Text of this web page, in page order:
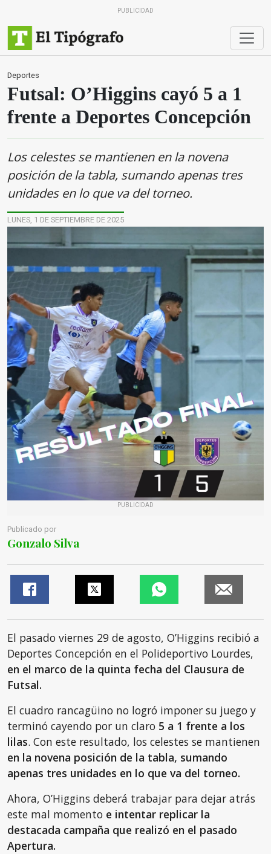
PUBLICIDAD
Deportes
Futsal: O’Higgins cayó 5 a 1
frente a Deportes Concepción
Los celestes se mantienen en la novena
posición de la tabla, sumando apenas tres
unidades en lo que va del torneo.
LUNES, 1 DE SEPTIEMBRE DE 2025
PUBLICIDAD
Publicado por
Gonzalo Silva
El pasado viernes 29 de agosto, O’Higgins recibió a
Deportes Concepción en el Polideportivo Lourdes,
en el marco de la quinta fecha del Clausura de
Futsal.
El cuadro rancagüino no logró imponer su juego y
terminó cayendo por un claro 5 a 1 frente a los
lilas. Con este resultado, los celestes se mantienen
en la novena posición de la tabla, sumando
apenas tres unidades en lo que va del torneo.
Ahora, O’Higgins deberá trabajar para dejar atrás
este mal momento e intentar replicar la
destacada campaña que realizó en el pasado
Apertura.